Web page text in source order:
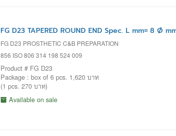
FG D23 TAPERED ROUND END Spec. L mm= 8 Ø
FG D23 PROSTHETIC C&B PREPARATION
856 ISO 806 314 198 524 009
Product # FG D23
Package : box of 6 pcs. 1,620 บาท
(1 pcs. 270 บาท)
Available on sale